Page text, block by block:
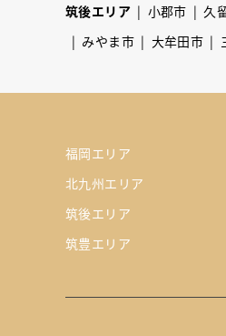
筑後エリア
小郡市 久
みやま市
大牟田市
福岡エリア
北九州エリア
筑後エリア
筑豊エリア